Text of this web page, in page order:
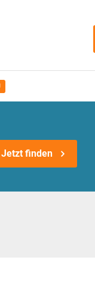
Jetzt finden